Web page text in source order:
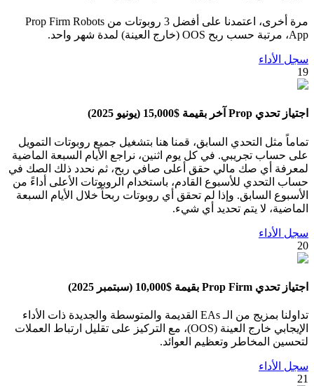
مرة أخرى، اعتمدنا على أفضل 3 روبوتات من Prop Firm Robots
App، مرتبة حسب ربح OOS (خارج العينة) لمدة شهر واحد.
سجل الأداء
19
اجتياز تحدي Prop آخر بقيمة $15,000 (يونيو 2025)
تماماً مثل التحدي السابق، قمنا هنا بتشغيل جميع روبوتات التمويل
على حساب تجريبي. في كل يوم اثنين، نراجع الأيام السبعة الماضية
لمعرفة أي صك مالي حقق أعلى صافي ربح، ثم نحدد ذلك الصك في
حساب التحدي للأسبوع القادم، باستخدام الروبوتات الأعلى أداءً من
الأسبوع السابق. وإذا لم تحقق أي روبوتات ربحاً خلال الأيام السبعة
الماضية، لا يتم تحديد أي شيء.
سجل الأداء
20
اجتياز تحدي Prop Firm بقيمة $10,000 (سبتمبر 2025)
تداولنا بمزيج من الـ EAs القديمة والمتوسطة والجديدة ذات الأداء
الإيجابي خارج العينة (OOS)، مع التركيز على تقليل ارتباط العملات
لتحسين المخاطر وتعظيم العوائد.
سجل الأداء
21